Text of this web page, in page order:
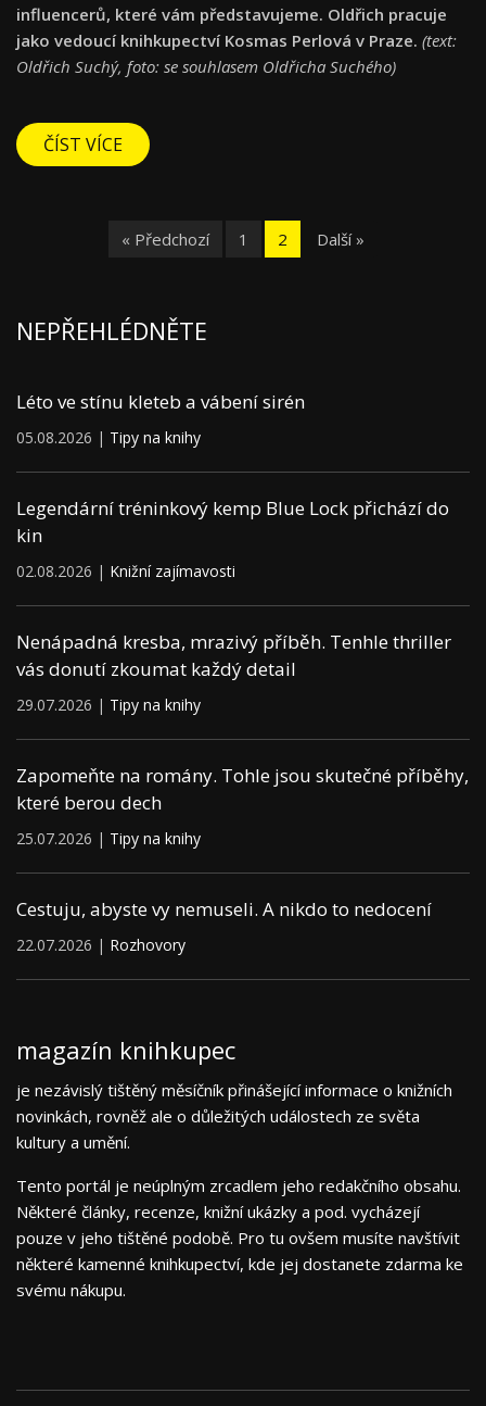
influencerů, které vám představujeme. Oldřich pracuje
jako vedoucí knihkupectví Kosmas Perlová v Praze. (text:
Oldřich Suchý, foto: se souhlasem Oldřicha Suchého)
ČÍST VÍCE
« Předchozí 1 2 Další »
NEPŘEHLÉDNĚTE
Léto ve stínu kleteb a vábení sirén
05.08.2026 | Tipy na knihy
Legendární tréninkový kemp Blue Lock přichází do
kin
02.08.2026 | Knižní zajímavosti
Nenápadná kresba, mrazivý příběh. Tenhle thriller
vás donutí zkoumat každý detail
29.07.2026 | Tipy na knihy
Zapomeňte na romány. Tohle jsou skutečné příběhy,
které berou dech
25.07.2026 | Tipy na knihy
Cestuju, abyste vy nemuseli. A nikdo to nedocení
22.07.2026 | Rozhovory
magazín knihkupec
je nezávislý tištěný měsíčník přinášející informace o knižních
novinkách, rovněž ale o důležitých událostech ze světa
kultury a umění.
Tento portál je neúplným zrcadlem jeho redakčního obsahu.
Některé články, recenze, knižní ukázky a pod. vycházejí
pouze v jeho tištěné podobě. Pro tu ovšem musíte navštívit
některé kamenné knihkupectví, kde jej dostanete zdarma ke
svému nákupu.